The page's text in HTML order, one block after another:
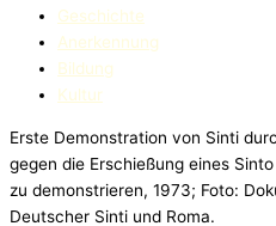
Geschichte
Anerkennung
Bildung
Kultur
Erste Demonstration von Sinti
gegen die Erschießung eines
zu demonstrieren, 1973; Foto:
Deutscher Sinti und Roma.